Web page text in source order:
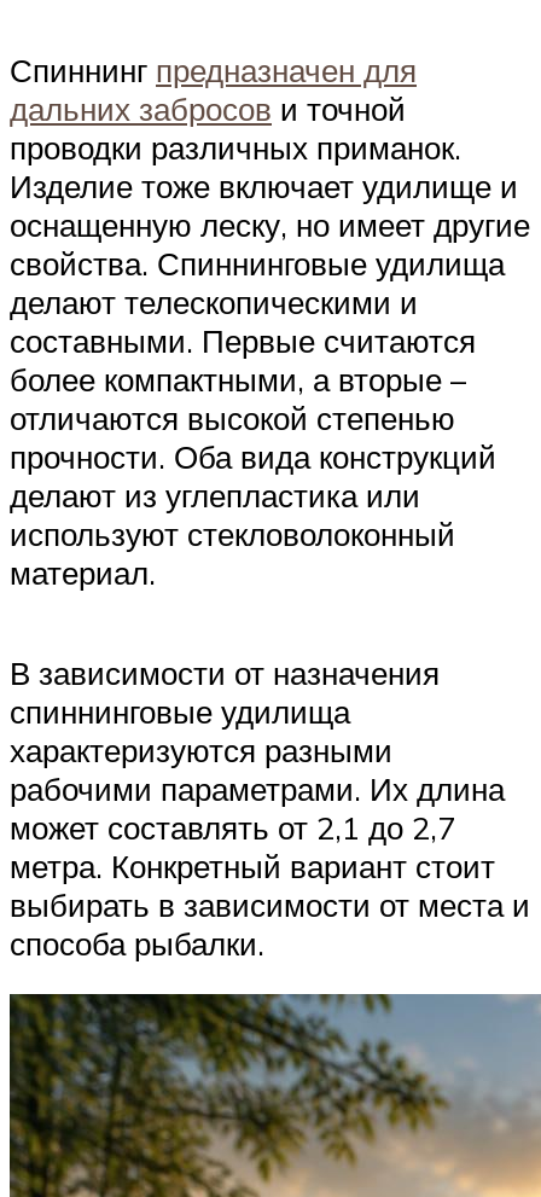
Спиннинг предназначен для
дальних забросов и точной
проводки различных приманок.
Изделие тоже включает удилище и
оснащенную леску, но имеет другие
свойства. Спиннинговые удилища
делают телескопическими и
составными. Первые считаются
более компактными, а вторые –
отличаются высокой степенью
прочности. Оба вида конструкций
делают из углепластика или
используют стекловолоконный
материал.
В зависимости от назначения
спиннинговые удилища
характеризуются разными
рабочими параметрами. Их длина
может составлять от 2,1 до 2,7
метра. Конкретный вариант стоит
выбирать в зависимости от места и
способа рыбалки.